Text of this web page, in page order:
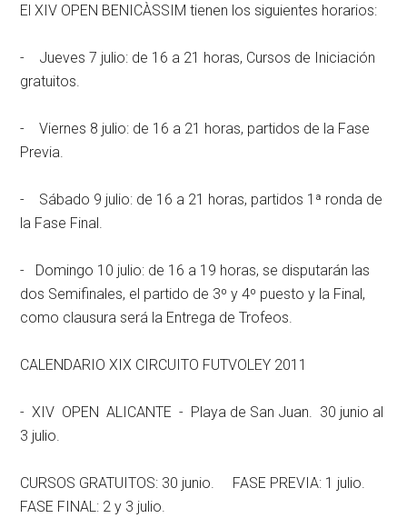
El XIV OPEN BENICÀSSIM tienen los siguientes horarios:
- Jueves 7 julio: de 16 a 21 horas, Cursos de Iniciación
gratuitos.
- Viernes 8 julio: de 16 a 21 horas, partidos de la Fase
Previa.
- Sábado 9 julio: de 16 a 21 horas, partidos 1ª ronda de
la Fase Final.
- Domingo 10 julio: de 16 a 19 horas, se disputarán las
dos Semifinales, el partido de 3º y 4º puesto y la Final,
como clausura será la Entrega de Trofeos.
CALENDARIO XIX CIRCUITO FUTVOLEY 2011
- XIV OPEN ALICANTE - Playa de San Juan. 30 junio al
3 julio.
CURSOS GRATUITOS: 30 junio. FASE PREVIA: 1 julio.
FASE FINAL: 2 y 3 julio.